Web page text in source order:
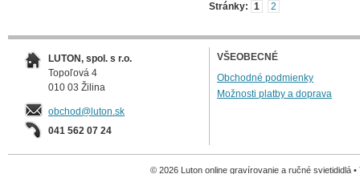
Stránky: 1 2
LUTON, spol. s r.o.
Topoľová 4
010 03 Žilina
obchod@luton.sk
041 562 07 24
VŠEOBECNÉ
Obchodné podmienky
Možnosti platby a doprava
© 2026 Luton online gravírovanie a ručné svietididlá •